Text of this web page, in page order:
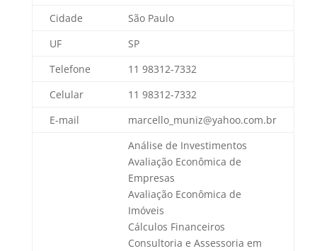
Cidade
São Paulo
UF
SP
Telefone
11 98312-7332
Celular
11 98312-7332
E-mail
marcello_muniz@yahoo.com.br
Análise de Investimentos
Avaliação Econômica de
Empresas
Avaliação Econômica de
Imóveis
Cálculos Financeiros
Consultoria e Assessoria em